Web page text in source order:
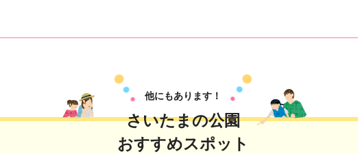
他にもあります！
さいたまの公園
おすすめスポット